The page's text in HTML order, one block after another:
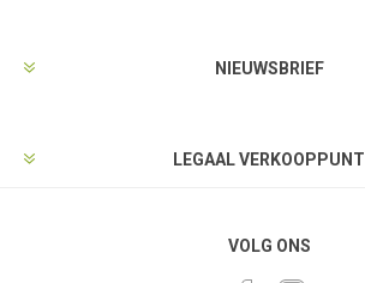
NIEUWSBRIEF
LEGAAL VERKOOPPUNT
VOLG ONS